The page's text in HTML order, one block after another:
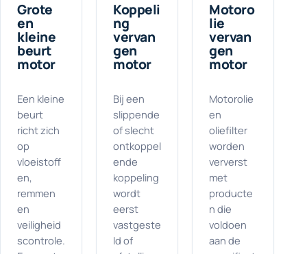
Grote
en
kleine
beurt
motor
Een kleine
beurt
richt zich
op
vloeistoff
en,
remmen
en
veiligheid
scontrole.
Koppeli
ng
vervan
gen
motor
Bij een
slippende
of slecht
ontkoppel
ende
koppeling
wordt
eerst
vastgeste
ld of
Motoro
lie
vervan
gen
motor
Motorolie
en
oliefilter
worden
ververst
met
producte
n die
voldoen
aan de